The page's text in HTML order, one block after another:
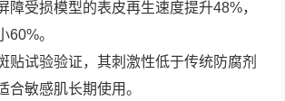
障受损模型的表皮再生速度提升48%，
60%。
贴试验验证，其刺激性低于传统防腐剂
合敏感肌长期使用。